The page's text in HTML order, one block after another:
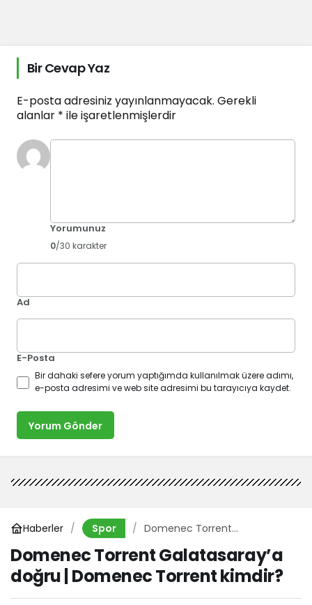
Bir Cevap Yaz
E-posta adresiniz yayınlanmayacak. Gerekli
alanlar * ile işaretlenmişlerdir
Yorumunuz
0/30 karakter
Ad
E-Posta
Bir dahaki sefere yorum yaptığımda kullanılmak üzere adımı,
e-posta adresimi ve web site adresimi bu tarayıcıya kaydet.
Yorum Gönder
Haberler Spor
Domenec Torrent
Domenec Torrent kimdir?
Domenec Torrent Galatasaray’a
doğru | Domenec Torrent kimdir?